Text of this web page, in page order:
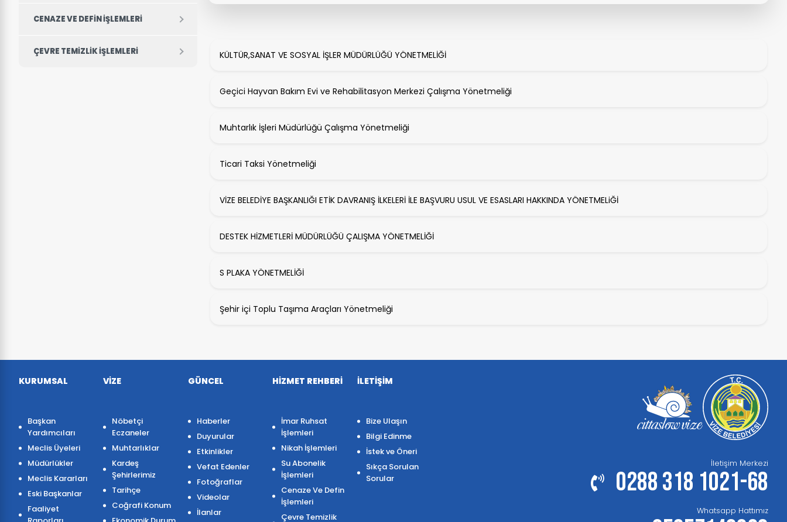
CENAZE VE DEFIN İŞLEMLERI
ÇEVRE TEMIZLIK İŞLEMLERI KÜLTÜR,SANAT VE SOSYAL İŞLER MÜDÜRLÜĞÜ YÖNETMELİĞİ
Geçici Hayvan Bakım Evi ve Rehabilitasyon Merkezi Çalışma Yönetmeliği
Muhtarlık İşleri Müdürlüğü Çalışma Yönetmeliği
Ticari Taksi Yönetmeliği
VİZE BELEDİYE BAŞKANLIĞI ETİK DAVRANIŞ İLKELERİ İLE BAŞVURU USUL VE ESASLARI HAKKINDA YÖNETMELiĞİ
DESTEK HİZMETLERİ MÜDÜRLÜĞÜ ÇALIŞMA YÖNETMELİĞİ
S PLAKA YÖNETMELİĞİ
Şehir içi Toplu Taşıma Araçları Yönetmeliği
KURUMSAL
Başkan
Yardımcıları
Meclis Üyeleri
Müdürlükler
Meclis Kararları
Eski Başkanlar
Faaliyet
VIZE
Nöbetçi
Eczaneler
Muhtarlıklar
Kardeş
Şehirlerimiz
Tarihçe
Coğrafi Konum
GÜNCEL
Haberler
Duyurular
Etkinlikler
Vefat Edenler
Fotoğraflar
Videolar
İlanlar
HİZMET REHBERİ
İmar Ruhsat
İşlemleri
Nikah İşlemleri
Su Abonelik
İşlemleri
Cenaze Ve Defin
İşlemleri
Çevre Temizlik
İLETİŞİM
Bize Ulaşın
Bilgi Edinme
İstek ve Öneri
Sıkça Sorulan
Sorular
İletişim Merkezi
0288 318 1021-68
Whatsapp Hattımız